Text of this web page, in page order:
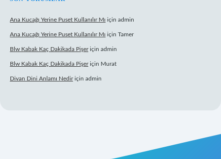
Ana Kucağı Yerine Puset Kullanılır Mı için admin
Ana Kucağı Yerine Puset Kullanılır Mı için Tamer
Blw Kabak Kaç Dakikada Pişeriçin admin
Blw Kabak Kaç Dakikada Pişeriçin Murat
Divan Dini Anlamı Nediriçin admin